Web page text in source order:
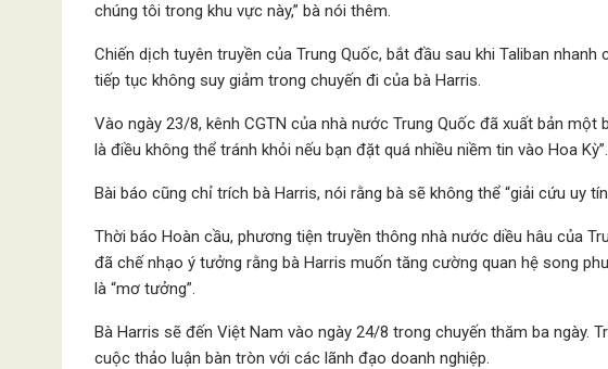
chúng tôi trong khu vực này,” bà nói thêm.
Chiến dịch tuyên truyền của Trung Quốc, bắt đầu sau khi Taliban
tiếp tục không suy giảm trong chuyến đi của bà Harris.
Vào ngày 23/8, kênh CGTN của nhà nước Trung Quốc đã xuất bản một
là điều không thể tránh khỏi nếu bạn đặt quá nhiều niềm tin vào Hoa Kỳ”.
Bài báo ​​cũng chỉ trích bà Harris, nói rằng bà sẽ không thể “giải cứu uy
Thời báo Hoàn cầu, phương tiện truyền thông nhà nước diều hâu của
đã chế nhạo ý tưởng rằng bà Harris muốn tăng cường quan hệ song
là “mơ tưởng”.
Bà Harris sẽ đến Việt Nam vào ngày 24/8 trong chuyến thăm ba ngày.
cuộc thảo luận bàn tròn với các lãnh đạo doanh nghiệp.